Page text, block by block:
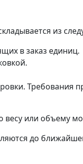
из
в заказ единиц.
Требования
весу или объему
до